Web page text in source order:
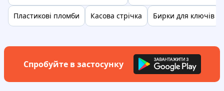
Пластикові пломби Касова стрічка Бирки для ключів
Спробуйте в застосунку